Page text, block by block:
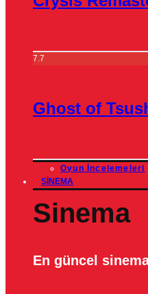
7.7
Ghost of
Oyun İncelemeleri
SINEMA
Sinema
En güncel